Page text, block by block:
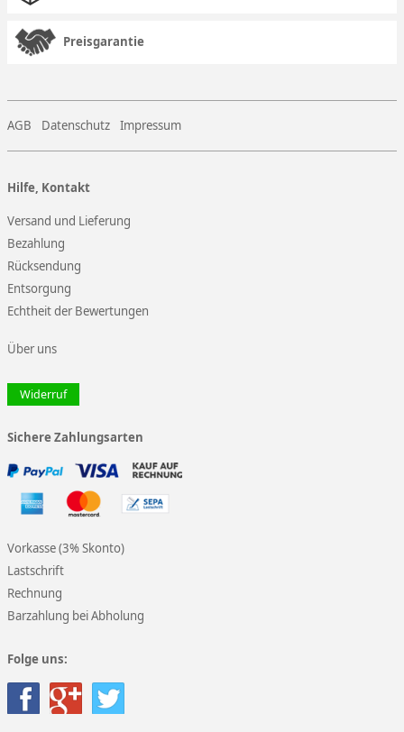
Preisgarantie
AGB Datenschutz Impressum
Hilfe, Kontakt
Versand und Lieferung
Bezahlung
Rücksendung
Entsorgung
Echtheit der Bewertungen
Über uns
Widerruf
Sichere Zahlungsarten
Vorkasse (3% Skonto)
Lastschrift
Rechnung
Barzahlung bei Abholung
Folge uns: